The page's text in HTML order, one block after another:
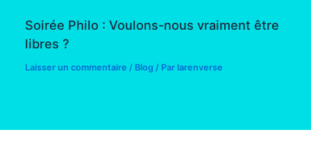
Soirée Philo : Voulons-nous vraiment être
libres ?
Laisser un commentaire / Blog / Par larenverse